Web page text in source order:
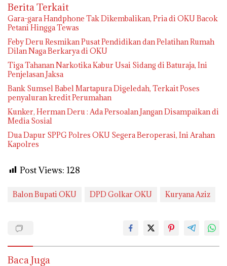
Berita Terkait
Gara-gara Handphone Tak Dikembalikan, Pria di OKU Bacok
Petani Hingga Tewas
Feby Deru Resmikan Pusat Pendidikan dan Pelatihan Rumah
Dilan Naga Berkarya di OKU
Tiga Tahanan Narkotika Kabur Usai Sidang di Baturaja, Ini
Penjelasan Jaksa
Bank Sumsel Babel Martapura Digeledah, Terkait Poses
penyaluran kredit Perumahan
Kunker, Herman Deru : Ada Persoalan Jangan Disampaikan di
Media Sosial
Dua Dapur SPPG Polres OKU Segera Beroperasi, Ini Arahan
Kapolres
Post Views: 128
Balon Bupati OKU DPD Golkar OKU Kuryana Aziz
Baca Juga